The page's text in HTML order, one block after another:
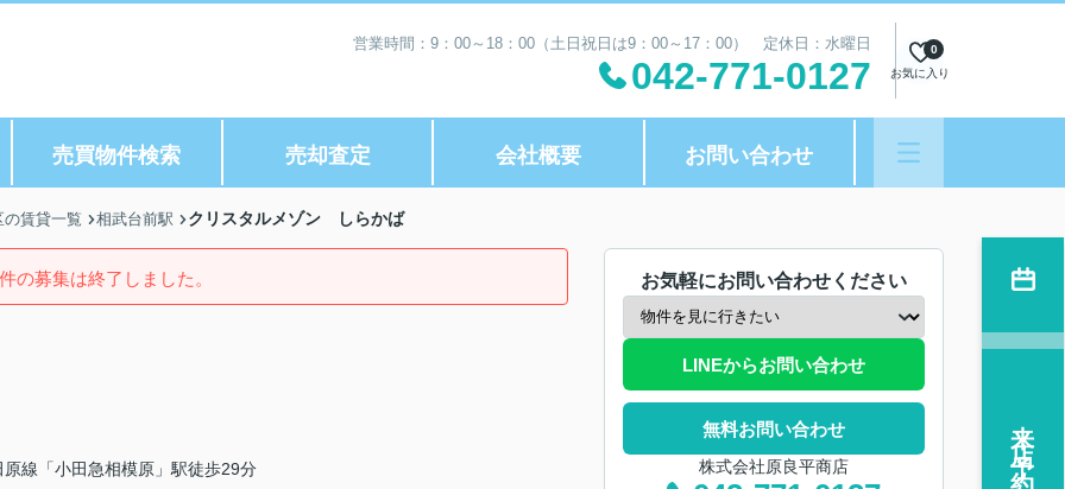
営業時間：9：00～18：00（土日祝日は9：00～17：00） 定休日：水曜日
042-771-0127 お気に入り
0
売買物件検索 売却査定 会社概要 お問い合わせ
賃貸一覧 相武台前駅 クリスタルメゾン しらかば
の募集は終了しました。
原線「小田急相模原」駅徒歩29分
お気軽にお問い合わせください
LINEからお問い合わせ
無料お問い合わせ
株式会社原良平商店 来店予約